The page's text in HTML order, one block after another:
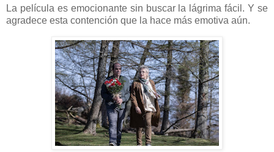
La película es emocionante sin buscar la lágrima fácil. Y se
agradece esta contención que la hace más emotiva aún.